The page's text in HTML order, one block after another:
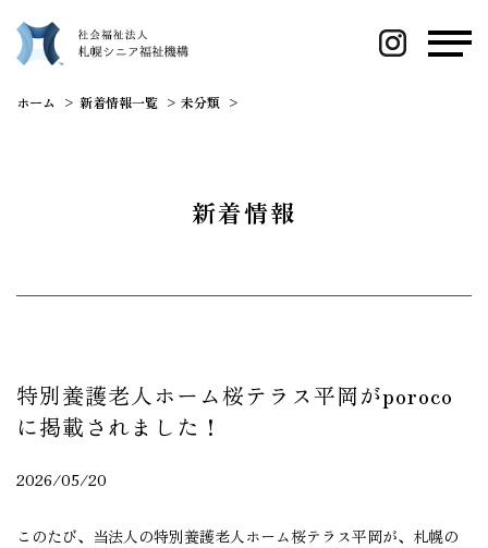
ホーム 新着情報一覧 未分類
新着情報
特別養護老人ホーム桜テラス平岡がporoco
に掲載されました！
2026/05/20
このたび、当法人の特別養護老人ホーム桜テラス平岡が、札幌の